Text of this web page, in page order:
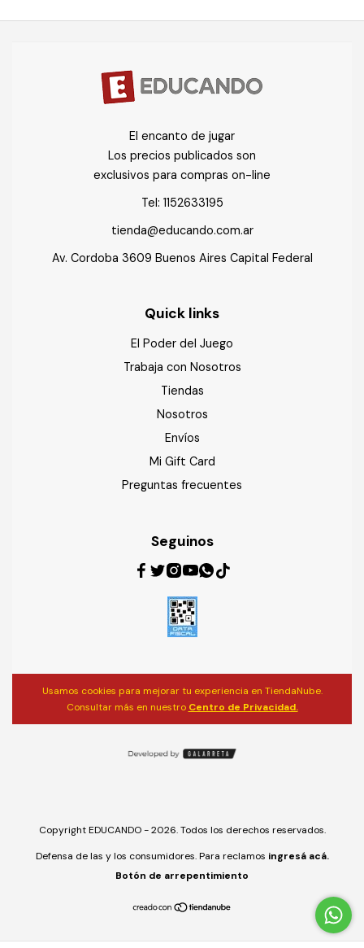
El encanto de jugar
Los precios publicados son
exclusivos para compras on-line
Tel: 1152633195
tienda@educando.com.ar
Av. Cordoba 3609 Buenos Aires Capital Federal
Quick links
El Poder del Juego
Trabaja con Nosotros
Tiendas
Nosotros
Envíos
Mi Gift Card
Preguntas frecuentes
Seguinos
Usamos cookies para mejorar tu experiencia en TiendaNube.
Consultar más en nuestro Centro de Privacidad.
Copyright EDUCANDO - 2026. Todos los derechos reservados.
Defensa de las y los consumidores. Para reclamos ingresá acá.
Botón de arrepentimiento